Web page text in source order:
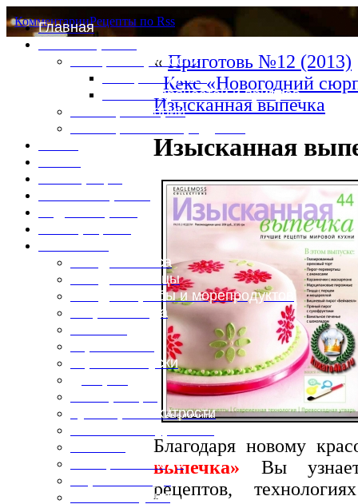
Главная
Специи и пряности
Специи и диета
Каталог пряностей и приправ
Таблица калорий
Блюда из мяса
Блюда из птицы
Блюда из рыбы и морепродуктов
Вторые блюда
Горячие закуски
Кулинарные хитрости
Овощные блюда
Полевая кухня
КомментарииРецепты по Rss
«Приготовь №12 (2013)
Кекс «Новогодний
Изысканная выпечка
Изысканная
Благодаря новому
выпечка» Вы
рецептов,